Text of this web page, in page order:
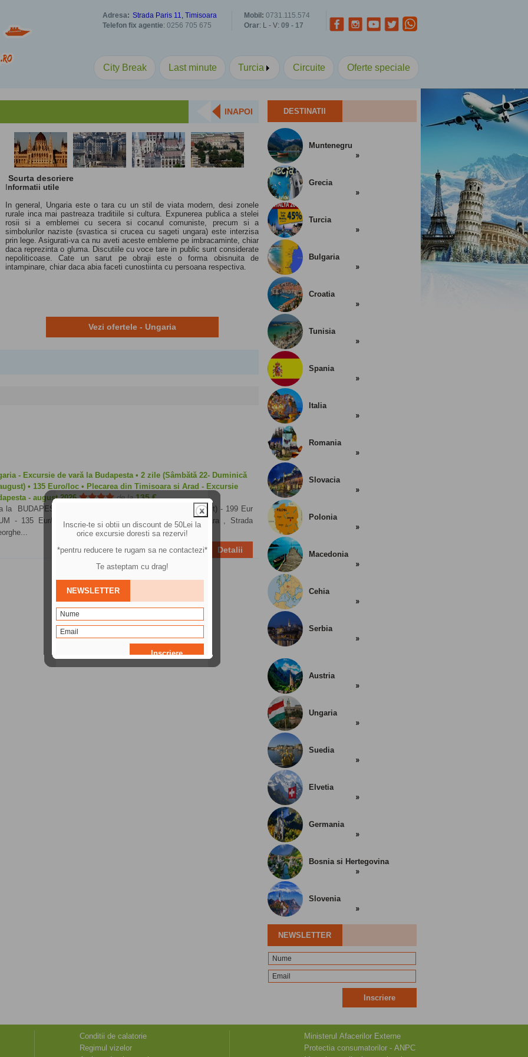
Adresa: Strada Paris 11, Timisoara
Telefon fix agentie: 0256 705 675
Mobil : 0731.115.574
Orar: L - V: 09 - 17
City Break Last minute Turcia Circuite Oferte speciale
INAPOI
Scurta descriere
nformatii utile
In general, Ungaria este o tara cu un stil de viata modern, desi zonele
rurale inca mai pastreaza traditiile si cultura. Expunerea publica a stelei
rosii si a emblemei cu secera si cocanul comuniste, precum si a
simbolurilor naziste (svastica si crucea cu sageti ungara) este interzisa
prin lege. Asigurati-va ca nu aveti aceste embleme pe imbracaminte, chiar
daca reprezinta o gluma. Discutiile cu voce tare in public sunt considerate
nepoliticoase. Cate un sarut pe obraji este o forma obisnuita de
intampinare, chiar daca abia faceti cunostiinta cu persoana respectiva.
Vezi ofertele - Ungaria
- Excursie de vară la Budapesta • 2 zile (Sâmbătă 22- Duminică
• 135 Euro/loc • Plecarea din Timisoara si Arad - Excursie
- august 2026
de la135 €
la BUDAPESTA 2 ZILE (Sambătă 22 - Duminica 23 August) - 199 Eur
- 135 Eur/loc Plecare: Sambătă: 22 August - Timisoara , Strada
Detalii
DESTINATII
Muntenegru
Grecia
Turcia
Bulgaria
Croatia
Tunisia
Spania
Italia
Romania
Slovacia
Polonia
Macedonia
Cehia
Serbia
Austria
Ungaria
Suedia
Elvetia
Germania
Bosnia si Hertegovina
Slovenia
NEWSLETTER
Inscriere
Conditii de calatorie
Regimul vizelor
Ministerul Afacerilor Externe
Protectia consumatorilor - ANPC